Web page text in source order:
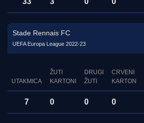
Stade Rennais FC
UEFA Europa League 2022-23
UTAKMICA
ŽUTI
KARTONI
DRUGI
ŽUTI
CRVENI
KARTON
7 0 0 0